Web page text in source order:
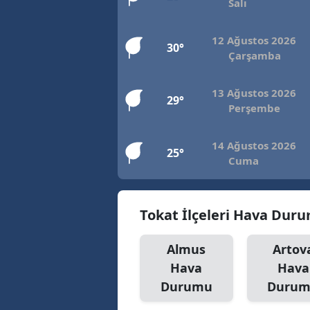
Salı
30°
12 Ağustos 2026
Çarşamba
29°
13 Ağustos 2026
Perşembe
25°
14 Ağustos 2026
Cuma
Tokat İlçeleri Hava
Almus
Hava
Durumu
Hava